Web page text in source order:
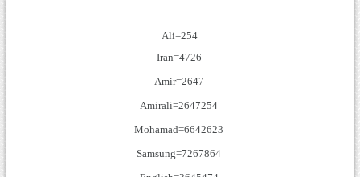
Ali=254
Iran=4726
Amir=2647
Amirali=2647254
Mohamad=6642623
Samsung=7267864